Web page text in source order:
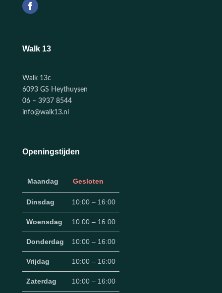
Walk 13
Walk 13c
6093 GS Heythuysen
06 – 3937 8544
info@walk13.nl
Openingstijden
Maandag Gesloten
Dinsdag 10:00 – 16:00
Woensdag 10:00 – 16:00
Donderdag 10:00 – 16:00
Vrijdag 10:00 – 16:00
Zaterdag 10:00 – 16:00